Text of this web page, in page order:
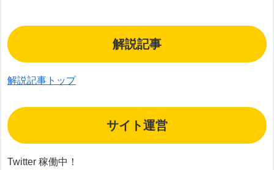
解説記事
解説記事トップ
サイト運営
Twitter 稼働中！